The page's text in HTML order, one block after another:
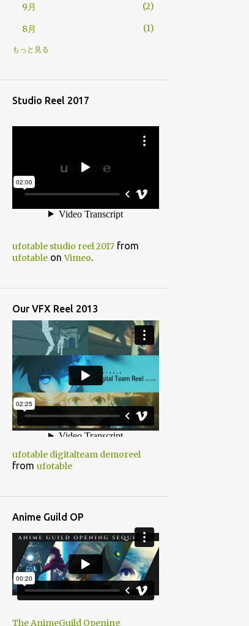
9月
2
8月 1
2024
[メディア] More GPU , More
Power to the Artist
＜学生・及び就職希望の皆様へ
＞〜意見交換会でよくあるご質
<御礼>『Fate/stay night』20
周年記念コンサート
2022
2
2月
2020
10月
2018
3
12月
1
3月 2
2017
7月
5月
4月 1
2016
7
10月
3
7月 2
もっと見る
Studio Reel 2017
ufotable studio reel 2017from
ufotableonVimeo.
Our VFX Reel 2013
ufotable digitalteam demoreel
from ufotable
Anime Guild OP
The AnimeGuild Opening